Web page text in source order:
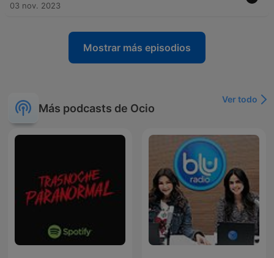
03 nov. 2023
Mostrar más episodios
Más podcasts de Ocio
Ver todo